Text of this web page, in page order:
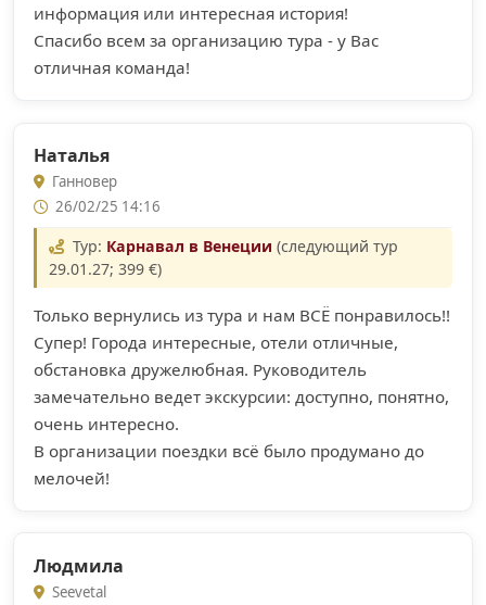
информация или интересная история!
Спасибо всем за организацию тура - у Вас
отличная команда!
Наталья
Ганновер
26/02/25 14:16
Тур: Карнавал в Венеции (следующий тур
29.01.27; 399 €)
Только вернулись из тура и нам ВСЁ понравилось!!
Супер! Города интересные, отели отличные,
обстановка дружелюбная. Руководитель
замечательно ведет экскурсии: доступно, понятно,
очень интересно.
В организации поездки всё было продумано до
мелочей!
Людмила
Seevetal